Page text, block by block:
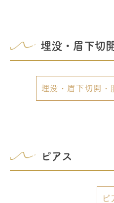
埋没・眉下切
埋没・眉下切開・
ピアス
ピ